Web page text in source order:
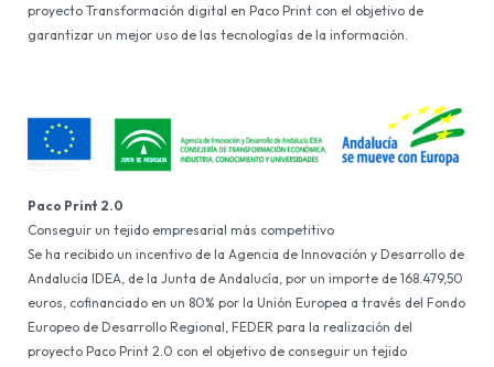
proyecto Transformación digital en Paco Print con el objetivo de
garantizar un mejor uso de las tecnologías de la información.
Paco Print 2.0
Conseguir un tejido empresarial más competitivo
Se ha recibido un incentivo de la Agencia de Innovación y Desarrollo de
Andalucía IDEA, de la Junta de Andalucía, por un importe de 168.479,50
euros, cofinanciado en un 80% por la Unión Europea a través del Fondo
Europeo de Desarrollo Regional, FEDER para la realización del
proyecto Paco Print 2.0 con el objetivo de conseguir un tejido